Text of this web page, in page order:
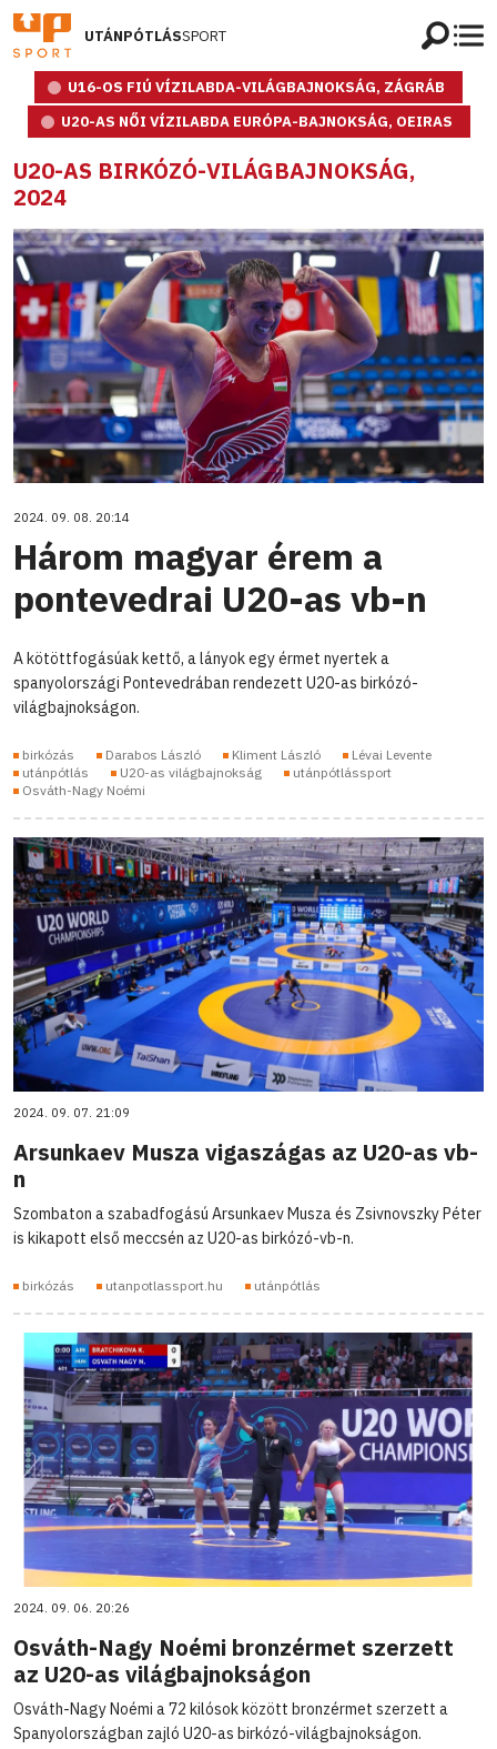
UTÁNPÓTLÁSSPORT
U16-OS FIÚ VÍZILABDA-VILÁGBAJNOKSÁG, ZÁGRÁB
U20-AS NŐI VÍZILABDA EURÓPA-BAJNOKSÁG, OEIRAS
U20-AS BIRKÓZÓ-VILÁGBAJNOKSÁG,
2024
2024. 09. 08. 20:14
Három magyar érem a
pontevedrai U20-as vb-n
A kötöttfogásúak kettő, a lányok egy érmet nyertek a
spanyolországi Pontevedrában rendezett U20-as birkózó-
világbajnokságon.
birkózás Darabos László Kliment László
Lévai Levente
utánpótlás
U20-as világbajnokság
utánpótlássport
Osváth-Nagy Noémi
2024. 09. 07. 21:09
Arsunkaev Musza vigaszágas az U20-as vb-
n
Szombaton a szabadfogású Arsunkaev Musza és Zsivnovszky Péter
is kikapott első meccsén az U20-as birkózó-vb-n.
birkózás utanpotlassport.hu utánpótlás
2024. 09. 06. 20:26
Osváth-Nagy Noémi bronzérmet szerzett
az U20-as világbajnokságon
Osváth-Nagy Noémi a 72 kilósok között bronzérmet szerzett a
Spanyolországban zajló U20-as birkózó-világbajnokságon.